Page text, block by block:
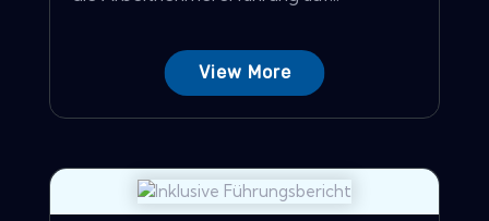
View More